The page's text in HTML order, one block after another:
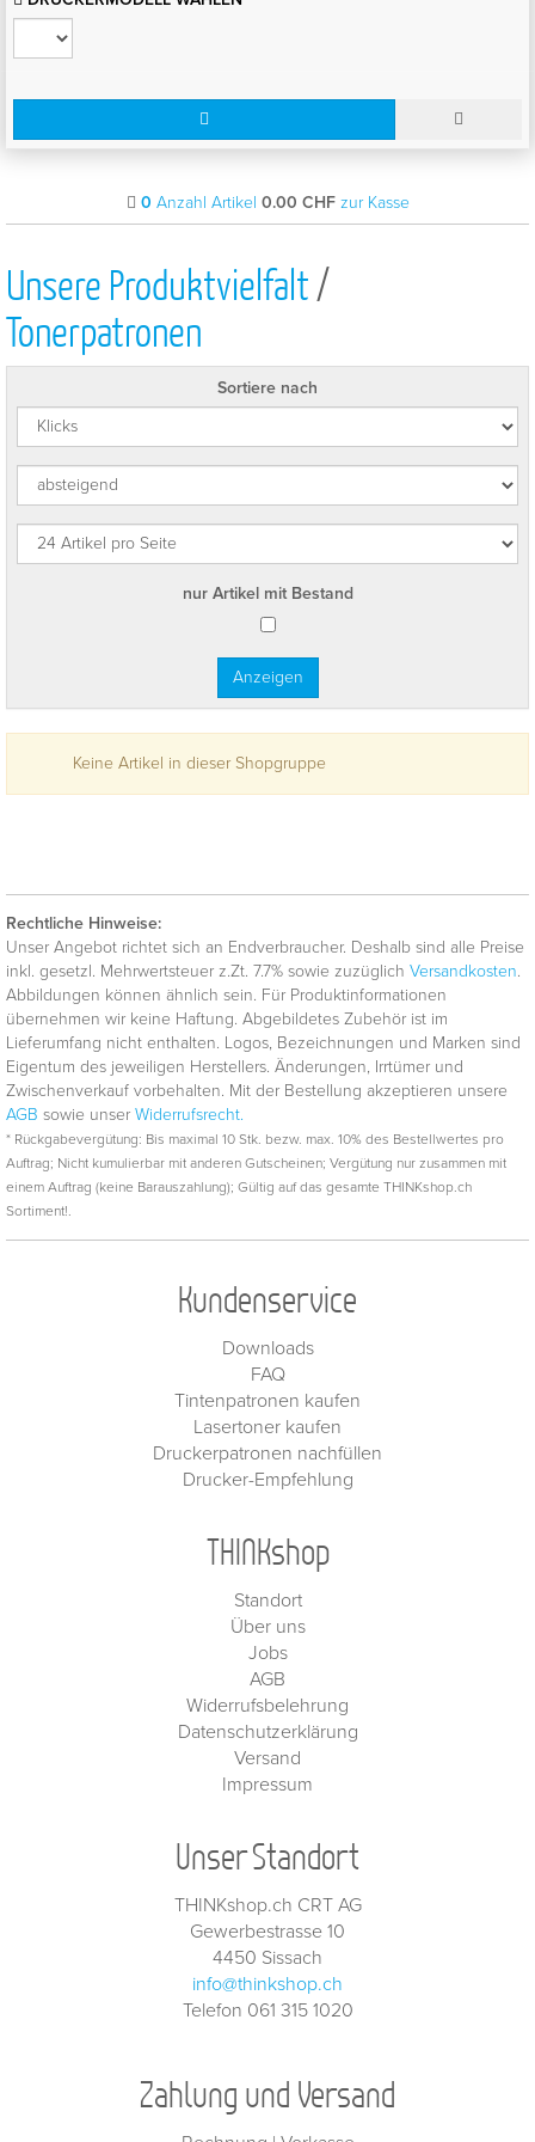
0 Anzahl Artikel 0.00 CHF zur Kasse
Unsere Produktvielfalt/
Tonerpatronen
Sortiere nach
nur Artikel mit Bestand
Keine Artikel in dieser Shopgruppe
Rechtliche Hinweise:
Unser Angebot richtet sich an Endverbraucher. Deshalb sind alle Preise
inkl. gesetzl. Mehrwertsteuer z.Zt. 7.7% sowie zuzüglich Versandkosten.
Abbildungen können ähnlich sein. Für Produktinformationen
übernehmen wir keine Haftung. Abgebildetes Zubehör ist im
Lieferumfang nicht enthalten. Logos, Bezeichnungen und Marken sind
Eigentum des jeweiligen Herstellers. Änderungen, Irrtümer und
Zwischenverkauf vorbehalten. Mit der Bestellung akzeptieren unsere
AGB sowie unser Widerrufsrecht.
* Rückgabevergütung: Bis maximal 10 Stk. bezw. max. 10% des Bestellwertes pro
Auftrag; Nicht kumulierbar mit anderen Gutscheinen; Vergütung nur zusammen mit
einem Auftrag (keine Barauszahlung); Gültig auf das gesamte THINKshop.ch
Sortiment!.
Kundenservice
Downloads
FAQ
Tintenpatronen kaufen
Lasertoner kaufen
Druckerpatronen nachfüllen
Drucker-Empfehlung
THINKshop
Standort
Über uns
Jobs
AGB
Widerrufsbelehrung
Datenschutzerklärung
Versand
Impressum
Unser Standort
THINKshop.ch CRT AG
Gewerbestrasse 10
4450 Sissach
info@thinkshop.ch
Telefon 061 315 1020
Zahlung und Versand